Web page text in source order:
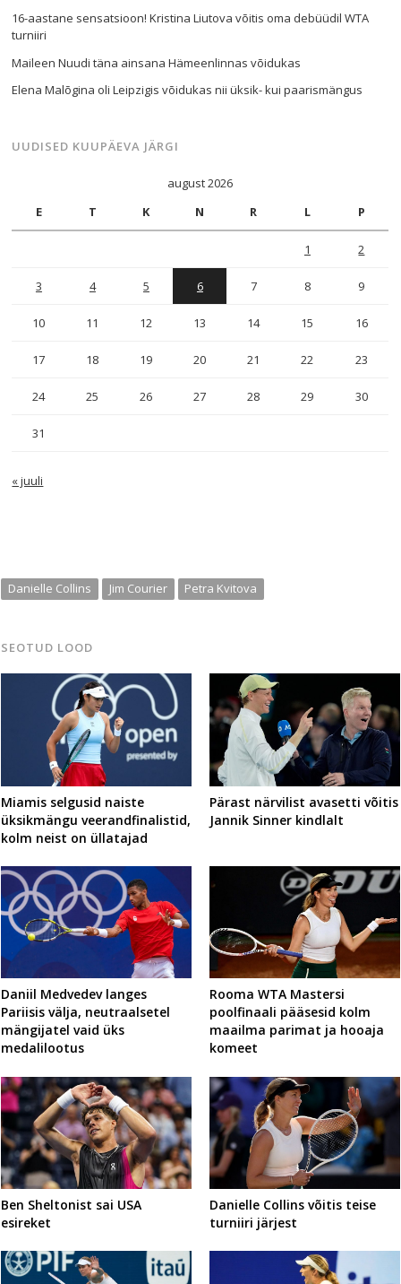
16-aastane sensatsioon! Kristina Liutova võitis oma debüüdil WTA
turniiri
Maileen Nuudi täna ainsana Hämeenlinnas võidukas
Elena Malõgina oli Leipzigis võidukas nii üksik- kui paarismängus
UUDISED KUUPÄEVA JÄRGI
august 2026
E
T K N R L P
1 2
3 4 5 6 7 8 9
10 11 12 13 14 15 16
17 18 19 20 21 22 23
24 25 26 27 28 29 30
31
« juuli
Danielle Collins Jim Courier Petra Kvitova
SEOTUD LOOD
Miamis selgusid naiste
üksikmängu veerandfinalistid,
kolm neist on üllatajad
Pärast närvilist avasetti võitis
Jannik Sinner kindlalt
Daniil Medvedev langes
Pariisis välja, neutraalsetel
mängijatel vaid üks
medalilootus
Rooma WTA Mastersi
poolfinaali pääsesid kolm
maailma parimat ja hooaja
komeet
Ben Sheltonist sai USA
esireket
Danielle Collins võitis teise
turniiri järjest